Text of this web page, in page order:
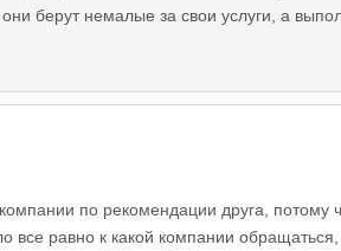
берут немалые за свои услуги, а
по рекомендации друга, потому
все равно к какой компании